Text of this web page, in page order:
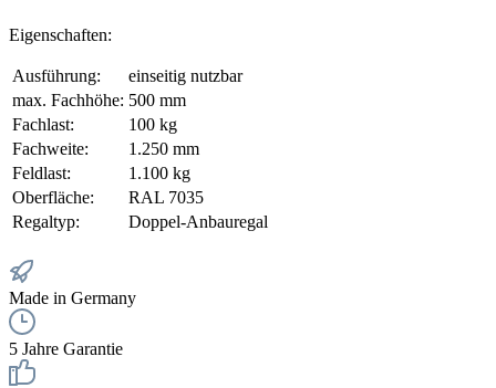
Eigenschaften:
Ausführung:
einseitig nutzbar
max. Fachhöhe: 500 mm
Fachlast:
100 kg
Fachweite:
1.250 mm
Feldlast:
1.100 kg
Oberfläche:
RAL 7035
Regaltyp:
Doppel-Anbauregal
Made in Germany
5 Jahre Garantie